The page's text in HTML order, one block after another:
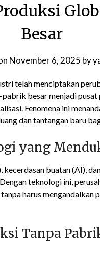
Besar
November 6, 2025 by
telah menciptakan
besar menjadi
Fenomena ini
dan tantangan baru
yang
buatan (AI),
teknologi ini,
harus mengandalkan
Tanpa